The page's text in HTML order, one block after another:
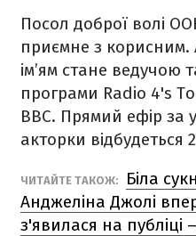
Посол доброї волі
приємне з корисним.
ім’ям стане ведучою
програми Radio 4's
BBC. Прямий ефір за
акторки відбудеться
ЧИТАЙТЕ ТАКОЖ:
Біла
Анджеліна Джолі
з'явилася на публіці